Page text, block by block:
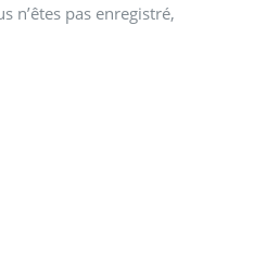
n’êtes pas enregistré,